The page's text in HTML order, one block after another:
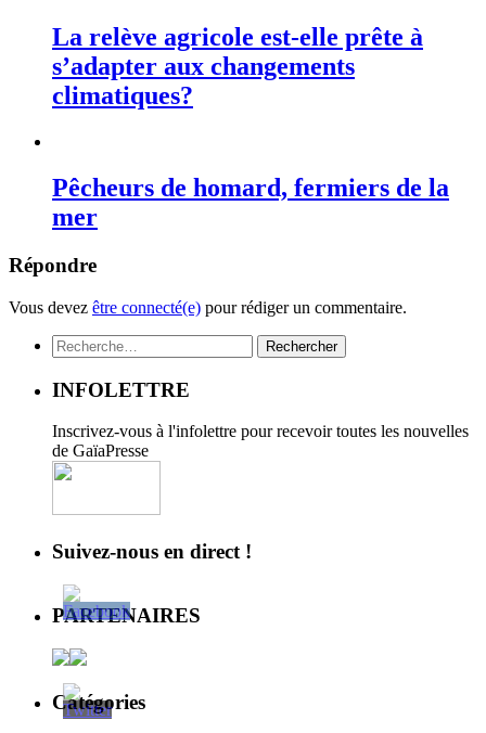
La relève agricole est-elle prête à
s’adapter aux changements
climatiques?
Pêcheurs de homard, fermiers de la
mer
Répondre
Vous devez être connecté(e) pour rédiger un commentaire.
Rechercher :
INFOLETTRE
Inscrivez-vous à l'infolettre pour recevoir toutes les nouvelles
de GaïaPresse
Suivez-nous en direct !
PARTENAIRES
Catégories